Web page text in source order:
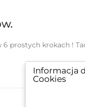
6 prostych krokach !
Informacja
Cookies